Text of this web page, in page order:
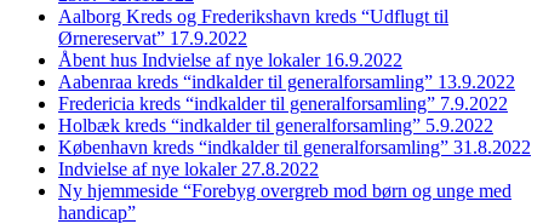
Aalborg Kreds og Frederikshavn kreds “Udflugt til
Ørnereservat” 17.9.2022
Åbent hus Indvielse af nye lokaler 16.9.2022
Aabenraa kreds “indkalder til generalforsamling” 13.9.2022
Fredericia kreds “indkalder til generalforsamling” 7.9.2022
Holbæk kreds “indkalder til generalforsamling” 5.9.2022
København kreds “indkalder til generalforsamling” 31.8.2022
Indvielse af nye lokaler 27.8.2022
Ny hjemmeside “Forebyg overgreb mod børn og unge med
handicap”